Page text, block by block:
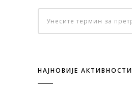
НАЈНОВИЈЕ АКТИВНОСТИ